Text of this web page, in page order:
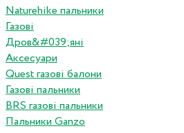
Naturehike пальники
Газові
Дров&#039;яні
Аксесуари
Quest газові балони
Газові пальники
BRS газові пальники
Пальники Ganzo